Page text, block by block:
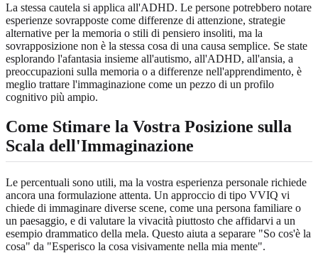
La stessa cautela si applica all'ADHD. Le persone potrebbero notare
esperienze sovrapposte come differenze di attenzione, strategie
alternative per la memoria o stili di pensiero insoliti, ma la
sovrapposizione non è la stessa cosa di una causa semplice. Se state
esplorando l'afantasia insieme all'autismo, all'ADHD, all'ansia, a
preoccupazioni sulla memoria o a differenze nell'apprendimento, è
meglio trattare l'immaginazione come un pezzo di un profilo
cognitivo più ampio.
Come Stimare la Vostra Posizione sulla
Scala dell'Immaginazione
Le percentuali sono utili, ma la vostra esperienza personale richiede
ancora una formulazione attenta. Un approccio di tipo VVIQ vi
chiede di immaginare diverse scene, come una persona familiare o
un paesaggio, e di valutare la vivacità piuttosto che affidarvi a un
esempio drammatico della mela. Questo aiuta a separare "So cos'è la
cosa" da "Esperisco la cosa visivamente nella mia mente".